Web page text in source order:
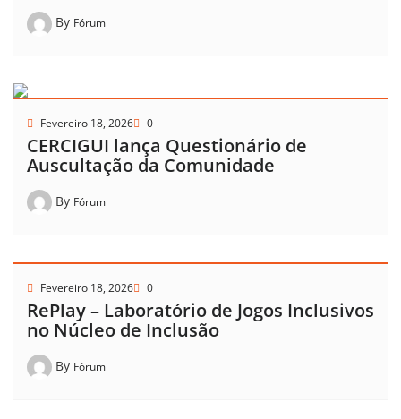
By Fórum
Fevereiro 18, 2026 0
CERCIGUI lança Questionário de
Auscultação da Comunidade
By Fórum
Fevereiro 18, 2026 0
RePlay – Laboratório de Jogos Inclusivos
no Núcleo de Inclusão
By Fórum